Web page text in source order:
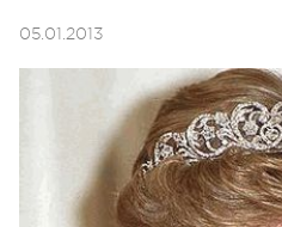
05.01.2013